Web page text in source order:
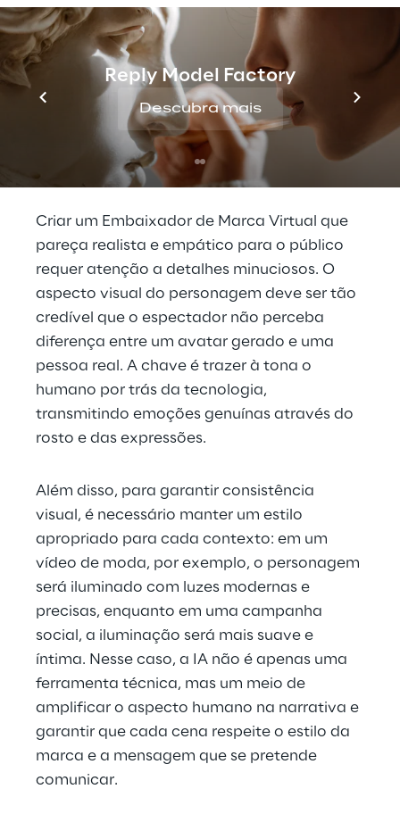
Reply Model Factory
Descubra mais
consigo um desafio fundamental: garantir
que a imagem de uma marca permaneça
consistente ao longo do processo criativo.
Crie personagens
realistas e empáticos
Criar um Embaixador de Marca Virtual que
pareça realista e empático para o público
requer atenção a detalhes minuciosos. O
aspecto visual do personagem deve ser tão
credível que o espectador não perceba
diferença entre um avatar gerado e uma
pessoa real. A chave é trazer à tona o
humano por trás da tecnologia,
transmitindo emoções genuínas através do
rosto e das expressões.
Além disso, para garantir consistência
visual, é necessário manter um estilo
apropriado para cada contexto: em um
vídeo de moda, por exemplo, o personagem
será iluminado com luzes modernas e
precisas, enquanto em uma campanha
social, a iluminação será mais suave e
íntima. Nesse caso, a IA não é apenas uma
ferramenta técnica, mas um meio de
amplificar o aspecto humano na narrativa e
garantir que cada cena respeite o estilo da
marca e a mensagem que se pretende
comunicar.